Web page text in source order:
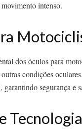
intenso.
dos óculos para
condições
segurança e
Tecnologia